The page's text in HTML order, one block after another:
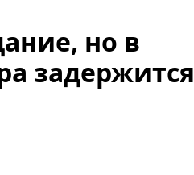
но в
задержится